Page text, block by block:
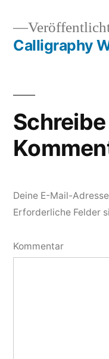
Calligraphy
Deine E-Mail-
Erforderliche Felder
Kommentar